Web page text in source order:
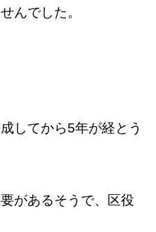
んでした。
してから5年が経とう
があるそうで、区役